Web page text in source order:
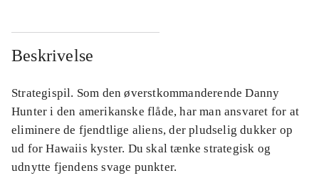
Beskrivelse
Strategispil. Som den øverstkommanderende Danny
Hunter i den amerikanske flåde, har man ansvaret for at
eliminere de fjendtlige aliens, der pludselig dukker op
ud for Hawaiis kyster. Du skal tænke strategisk og
udnytte fjendens svage punkter.